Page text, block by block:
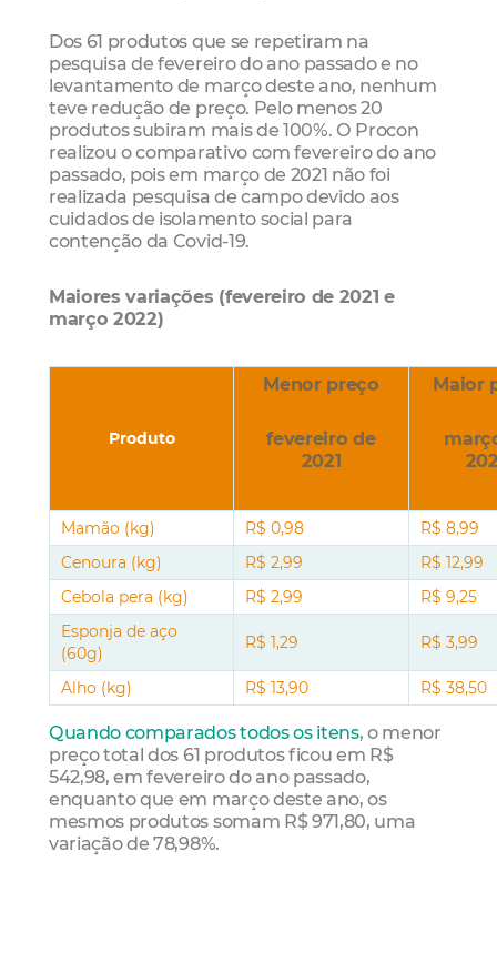
Dos 61 produtos que se repetiram na
pesquisa de fevereiro do ano passado e no
levantamento de março deste ano, nenhum
teve redução de preço. Pelo menos 20
produtos subiram mais de 100%. O Procon
realizou o comparativo com fevereiro do ano
passado, pois em março de 2021 não foi
realizada pesquisa de campo devido aos
cuidados de isolamento social para
contenção da Covid-19.
Maiores variações (fevereiro de 2021 e
março 2022)
Produto
Menor preço
fevereiro de
2021
Maior
Mamão (kg) R$ 0,98
R$ 8,99
Cenoura (kg)
R$ 2,99
R$ 12,99
Cebola pera (kg)
R$ 2,99
R$ 9,25
Esponja de aço
(60g)
R$ 1,29 R$ 3,99
Alho (kg) R$ 13,90 R$ 38,50
Quando comparados todos os itens, o menor
preço total dos 61 produtos ficou em R$
542,98, em fevereiro do ano passado,
enquanto que em março deste ano, os
mesmos produtos somam R$ 971,80, uma
variação de 78,98%.